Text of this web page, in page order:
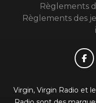
Règlements
Règlements des
Virgin, Virgin Radio et